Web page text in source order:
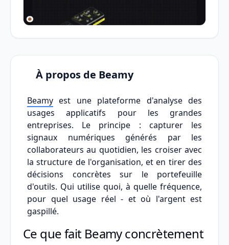
À propos de Beamy
Beamy est une plateforme d'analyse des
usages applicatifs pour les grandes
entreprises. Le principe : capturer les
signaux numériques générés par les
collaborateurs au quotidien, les croiser avec
la structure de l'organisation, et en tirer des
décisions concrètes sur le portefeuille
d'outils. Qui utilise quoi, à quelle fréquence,
pour quel usage réel - et où l'argent est
gaspillé.
Ce que fait Beamy concrètement